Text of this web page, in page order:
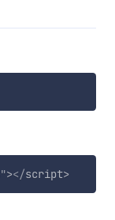
"></script>